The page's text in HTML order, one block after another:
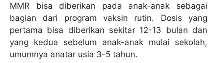
MMR bisa diberikan pada anak-anak sebagai
bagian dari program vaksin rutin. Dosis yang
pertama bisa diberikan sekitar 12-13 bulan dan
yang kedua sebelum anak-anak mulai sekolah,
umumnya anatar usia 3-5 tahun.